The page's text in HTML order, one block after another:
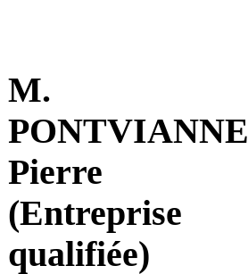
M.
PONTVIANNE
Pierre
(Entreprise
qualifiée)